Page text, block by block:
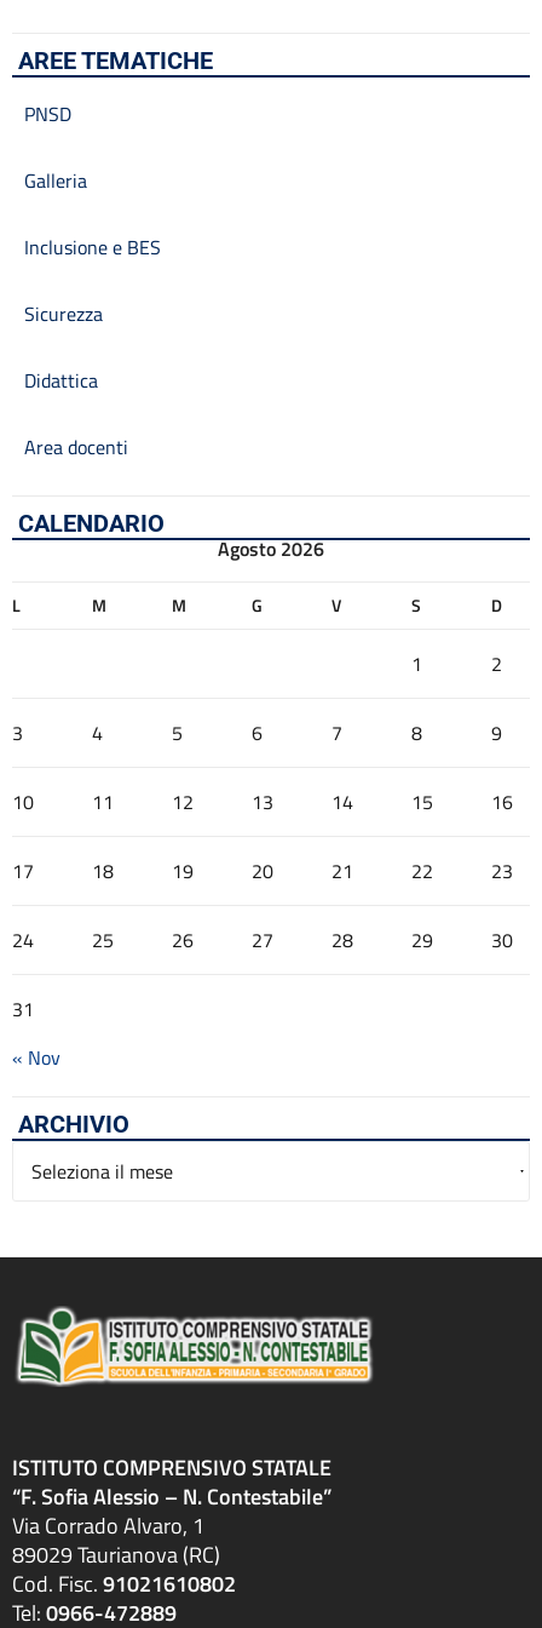
AREE TEMATICHE
PNSD
Galleria
Inclusione e BES
Sicurezza
Didattica
Area docenti
CALENDARIO
Agosto 2026
L M M G V S D
1 2
3 4 5 6 7 8 9
10 11 12 13 14 15 16
17 18 19 20 21 22 23
24 25 26 27 28 29 30
31
« Nov
ARCHIVIO
Archivio
ISTITUTO COMPRENSIVO STATALE
“F. Sofia Alessio – N. Contestabile”
Via Corrado Alvaro, 1
89029 Taurianova (RC)
Cod. Fisc.91021610802
Tel:0966-472889